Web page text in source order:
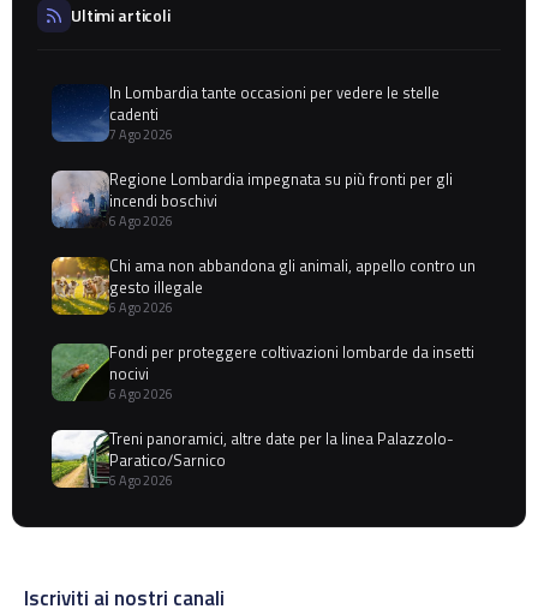
Ultimi articoli
In Lombardia tante occasioni per vedere le stelle
cadenti
7 Ago 2026
Regione Lombardia impegnata su più fronti per gli
incendi boschivi
6 Ago 2026
Chi ama non abbandona gli animali, appello contro un
gesto illegale
6 Ago 2026
Fondi per proteggere coltivazioni lombarde da insetti
nocivi
6 Ago 2026
Treni panoramici, altre date per la linea Palazzolo-
Paratico/Sarnico
6 Ago 2026
Iscriviti ai nostri canali